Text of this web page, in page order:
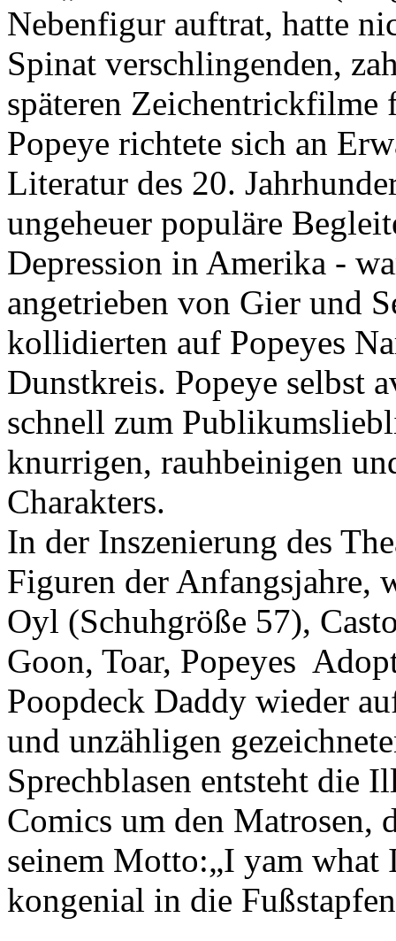
Nebenfigur auftrat, hatte
Spinat verschlingenden,
späteren
Popeye richtete sich an
Literatur des 20.
ungeheuer populäre
Depression in Amerika -
angetrieben von Gier und
kollidierten auf Popeyes
Dunstkreis. Popeye selbst
schnell zum
knurrigen, rauhbeinigen
Charakters.
In der Inszenierung des
Figuren der Anfangsjahre,
Oyl (Schuhgröße 57),
Goon, Toar, Popeyes
Poopdeck Daddy wieder
und unzähligen
Sprechblasen entsteht die
Comics um den
seinem Motto:„I yam what
kongenial in die